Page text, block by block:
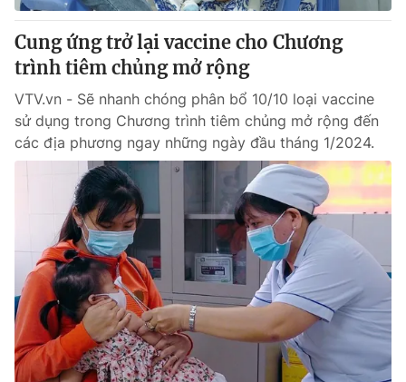
Cung ứng trở lại vaccine cho Chương
trình tiêm chủng mở rộng
VTV.vn - Sẽ nhanh chóng phân bổ 10/10 loại vaccine
sử dụng trong Chương trình tiêm chủng mở rộng đến
các địa phương ngay những ngày đầu tháng 1/2024.